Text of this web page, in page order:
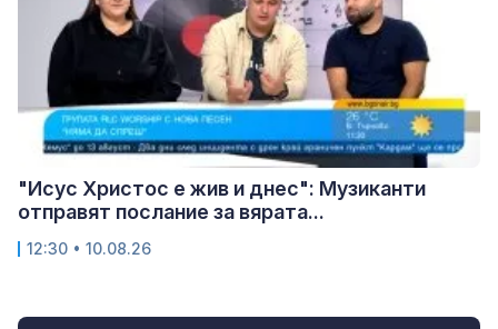
"Исус Христос е жив и днес": Музиканти
отправят послание за вярата...
12:30 • 10.08.26